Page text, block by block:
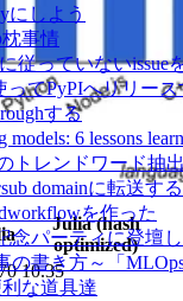
にしよう
事情
従っていないissue
ってPyPIへリリー
する
models: 6 lessons
トレンドワード抽
domainに転送する
を作った
念パーティに登壇
の書き方～「
な道具達
Julia (hash
optimized)
10.35